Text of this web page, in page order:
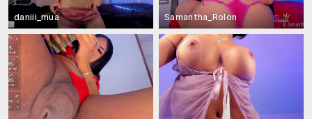
daniii_mua Samantha_Rolon